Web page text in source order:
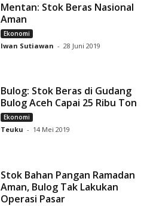
Mentan: Stok Beras Nasional
Aman
Ekonomi
Iwan Sutiawan - 28 Juni 2019
Bulog: Stok Beras di Gudang
Bulog Aceh Capai 25 Ribu Ton
Ekonomi
Teuku - 14 Mei 2019
Stok Bahan Pangan Ramadan
Aman, Bulog Tak Lakukan
Operasi Pasar